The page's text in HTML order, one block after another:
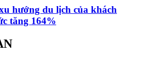
hướng du lịch của khách
tăng 164%